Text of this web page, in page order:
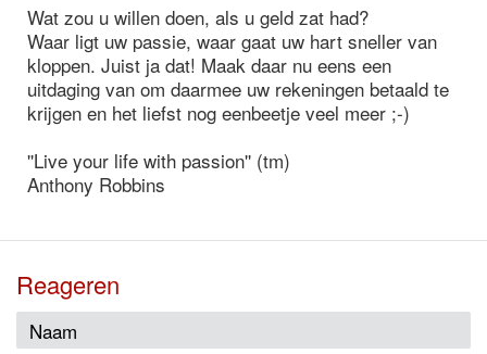
Wat zou u willen doen, als u geld zat had?
Waar ligt uw passie, waar gaat uw hart sneller van
kloppen. Juist ja dat! Maak daar nu eens een
uitdaging van om daarmee uw rekeningen betaald te
krijgen en het liefst nog eenbeetje veel meer ;-)
''Live your life with passion'' (tm)
Anthony Robbins
Reageren